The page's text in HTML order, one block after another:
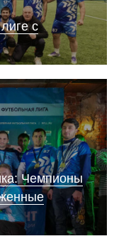
с
Чемпионы